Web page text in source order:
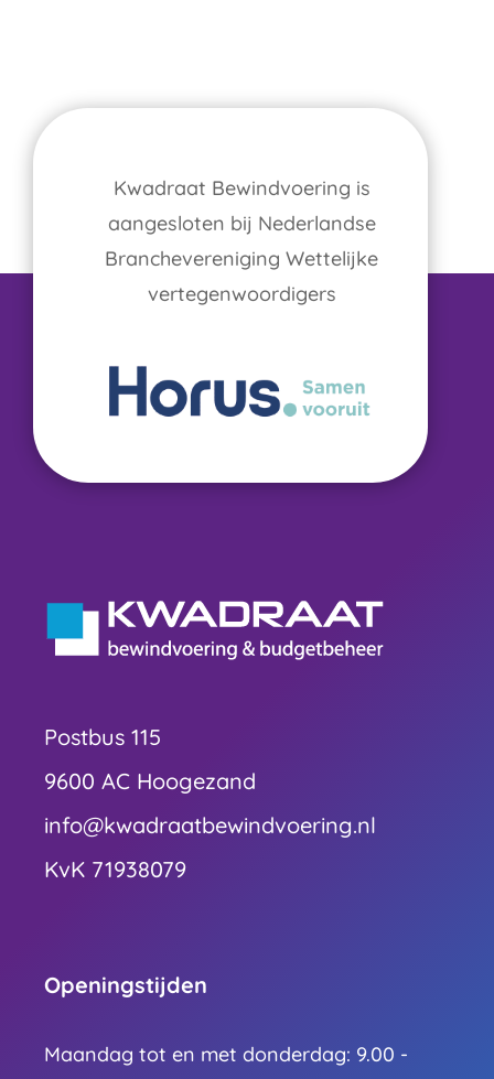
Kwadraat Bewindvoering is
aangesloten bij Nederlandse
Branchevereniging Wettelijke
vertegenwoordigers
Postbus 115
9600 AC Hoogezand
info@kwadraatbewindvoering.nl
KvK 71938079
Openingstijden
Maandag tot en met donderdag: 9.00 -